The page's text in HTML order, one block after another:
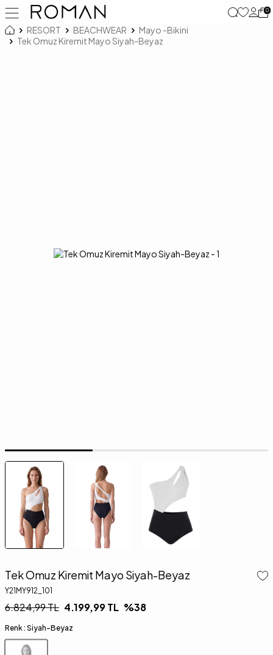
0
RESORT BEACHWEAR
Mayo -Bikini
Tek Omuz Kiremit Mayo Siyah-Beyaz
Tek Omuz Kiremit Mayo Siyah-Beyaz
Y21MY912_101
6.824,99TL 4.199,99TL %38
Renk : Siyah-Beyaz